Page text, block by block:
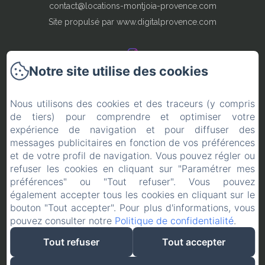
contact@locations-montjoia-provence.com
Site propulsé par www.digitalprovence.com
Conditions de réservation
Contact
Mentions légales
Conditions Générales de Vente
Notre site utilise des cookies
Nous utilisons des cookies et des traceurs (y compris
de tiers) pour comprendre et optimiser votre
expérience de navigation et pour diffuser des
messages publicitaires en fonction de vos préférences
et de votre profil de navigation. Vous pouvez régler ou
refuser les cookies en cliquant sur "Paramétrer mes
préférences" ou "Tout refuser". Vous pouvez
également accepter tous les cookies en cliquant sur le
bouton "Tout accepter". Pour plus d'informations, vous
pouvez consulter notre Politique de confidentialité.
Tout refuser
Tout accepter